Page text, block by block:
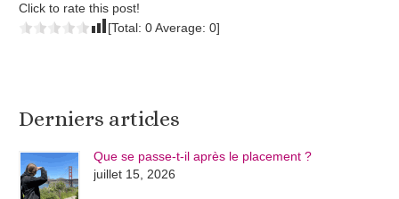
Click to rate this post!
[Total:0Average:0]
Derniers articles
Que se passe-t-il après le placement ?
juillet 15, 2026